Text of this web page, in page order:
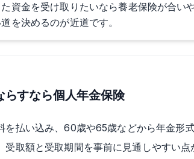
資金を受け取りたいなら養老保険が合い
を決めるのが近道です。
らすなら個人年金保険
を払い込み、60歳や65歳などから年金形
取額と受取期間を事前に見通しやすい点